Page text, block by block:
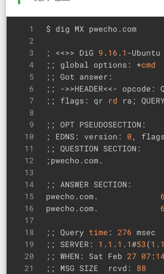
1
2
3
4
5
6
7
8
9
10
11
12
13
14
15
16
17
18
19
20
21
$ dig MX pwecho.com
; <<>> DiG 9 . 16 . 1 -Ubuntu
;; global options: +cmd
;; Got answer:
;; ->>HEADER<<- opcode:
;; flags: qr
rd ra;
;; OPT PSEUDOSECTION:
; EDNS: version: 0 ,
;; QUESTION SECTION:
;; ANSWER SECTION:
pwecho.com.
pwecho.com.
;; Query time : 276 msec
;; SERVER: 1 . 1 . 1 . 1#53(1 . 1
;; WHEN: Sat Feb 27 07 :
;; MSG SIZE  rcvd: 88